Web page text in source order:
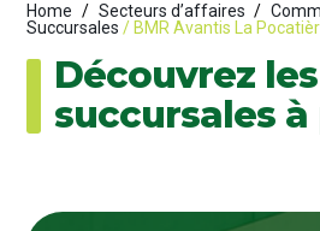
Home / Secteurs d’affaires /
Succursales / BMR Avantis La
Découvrez les
succursales